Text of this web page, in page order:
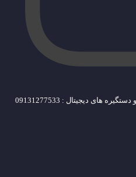
دیجیتال : 09131277533